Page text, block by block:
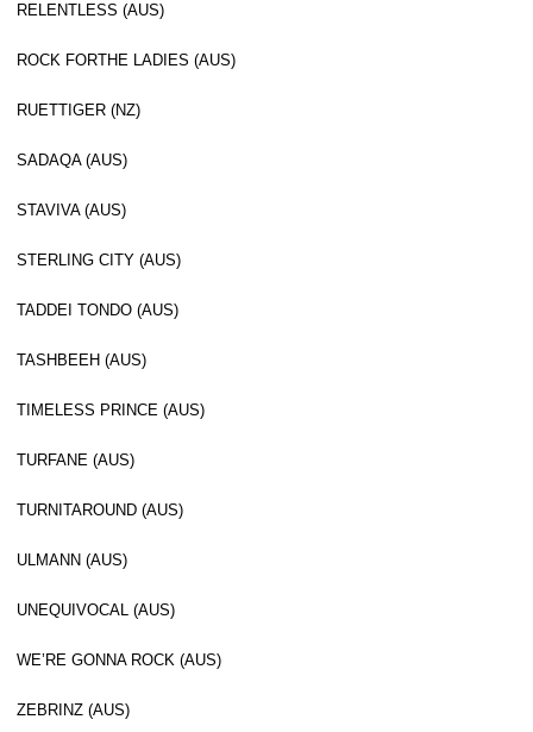
RELENTLESS (AUS)
ROCK FORTHE LADIES (AUS)
RUETTIGER (NZ)
SADAQA (AUS)
STAVIVA (AUS)
STERLING CITY (AUS)
TADDEI TONDO (AUS)
TASHBEEH (AUS)
TIMELESS PRINCE (AUS)
TURFANE (AUS)
TURNITAROUND (AUS)
ULMANN (AUS)
UNEQUIVOCAL (AUS)
WE’RE GONNA ROCK (AUS)
ZEBRINZ (AUS)